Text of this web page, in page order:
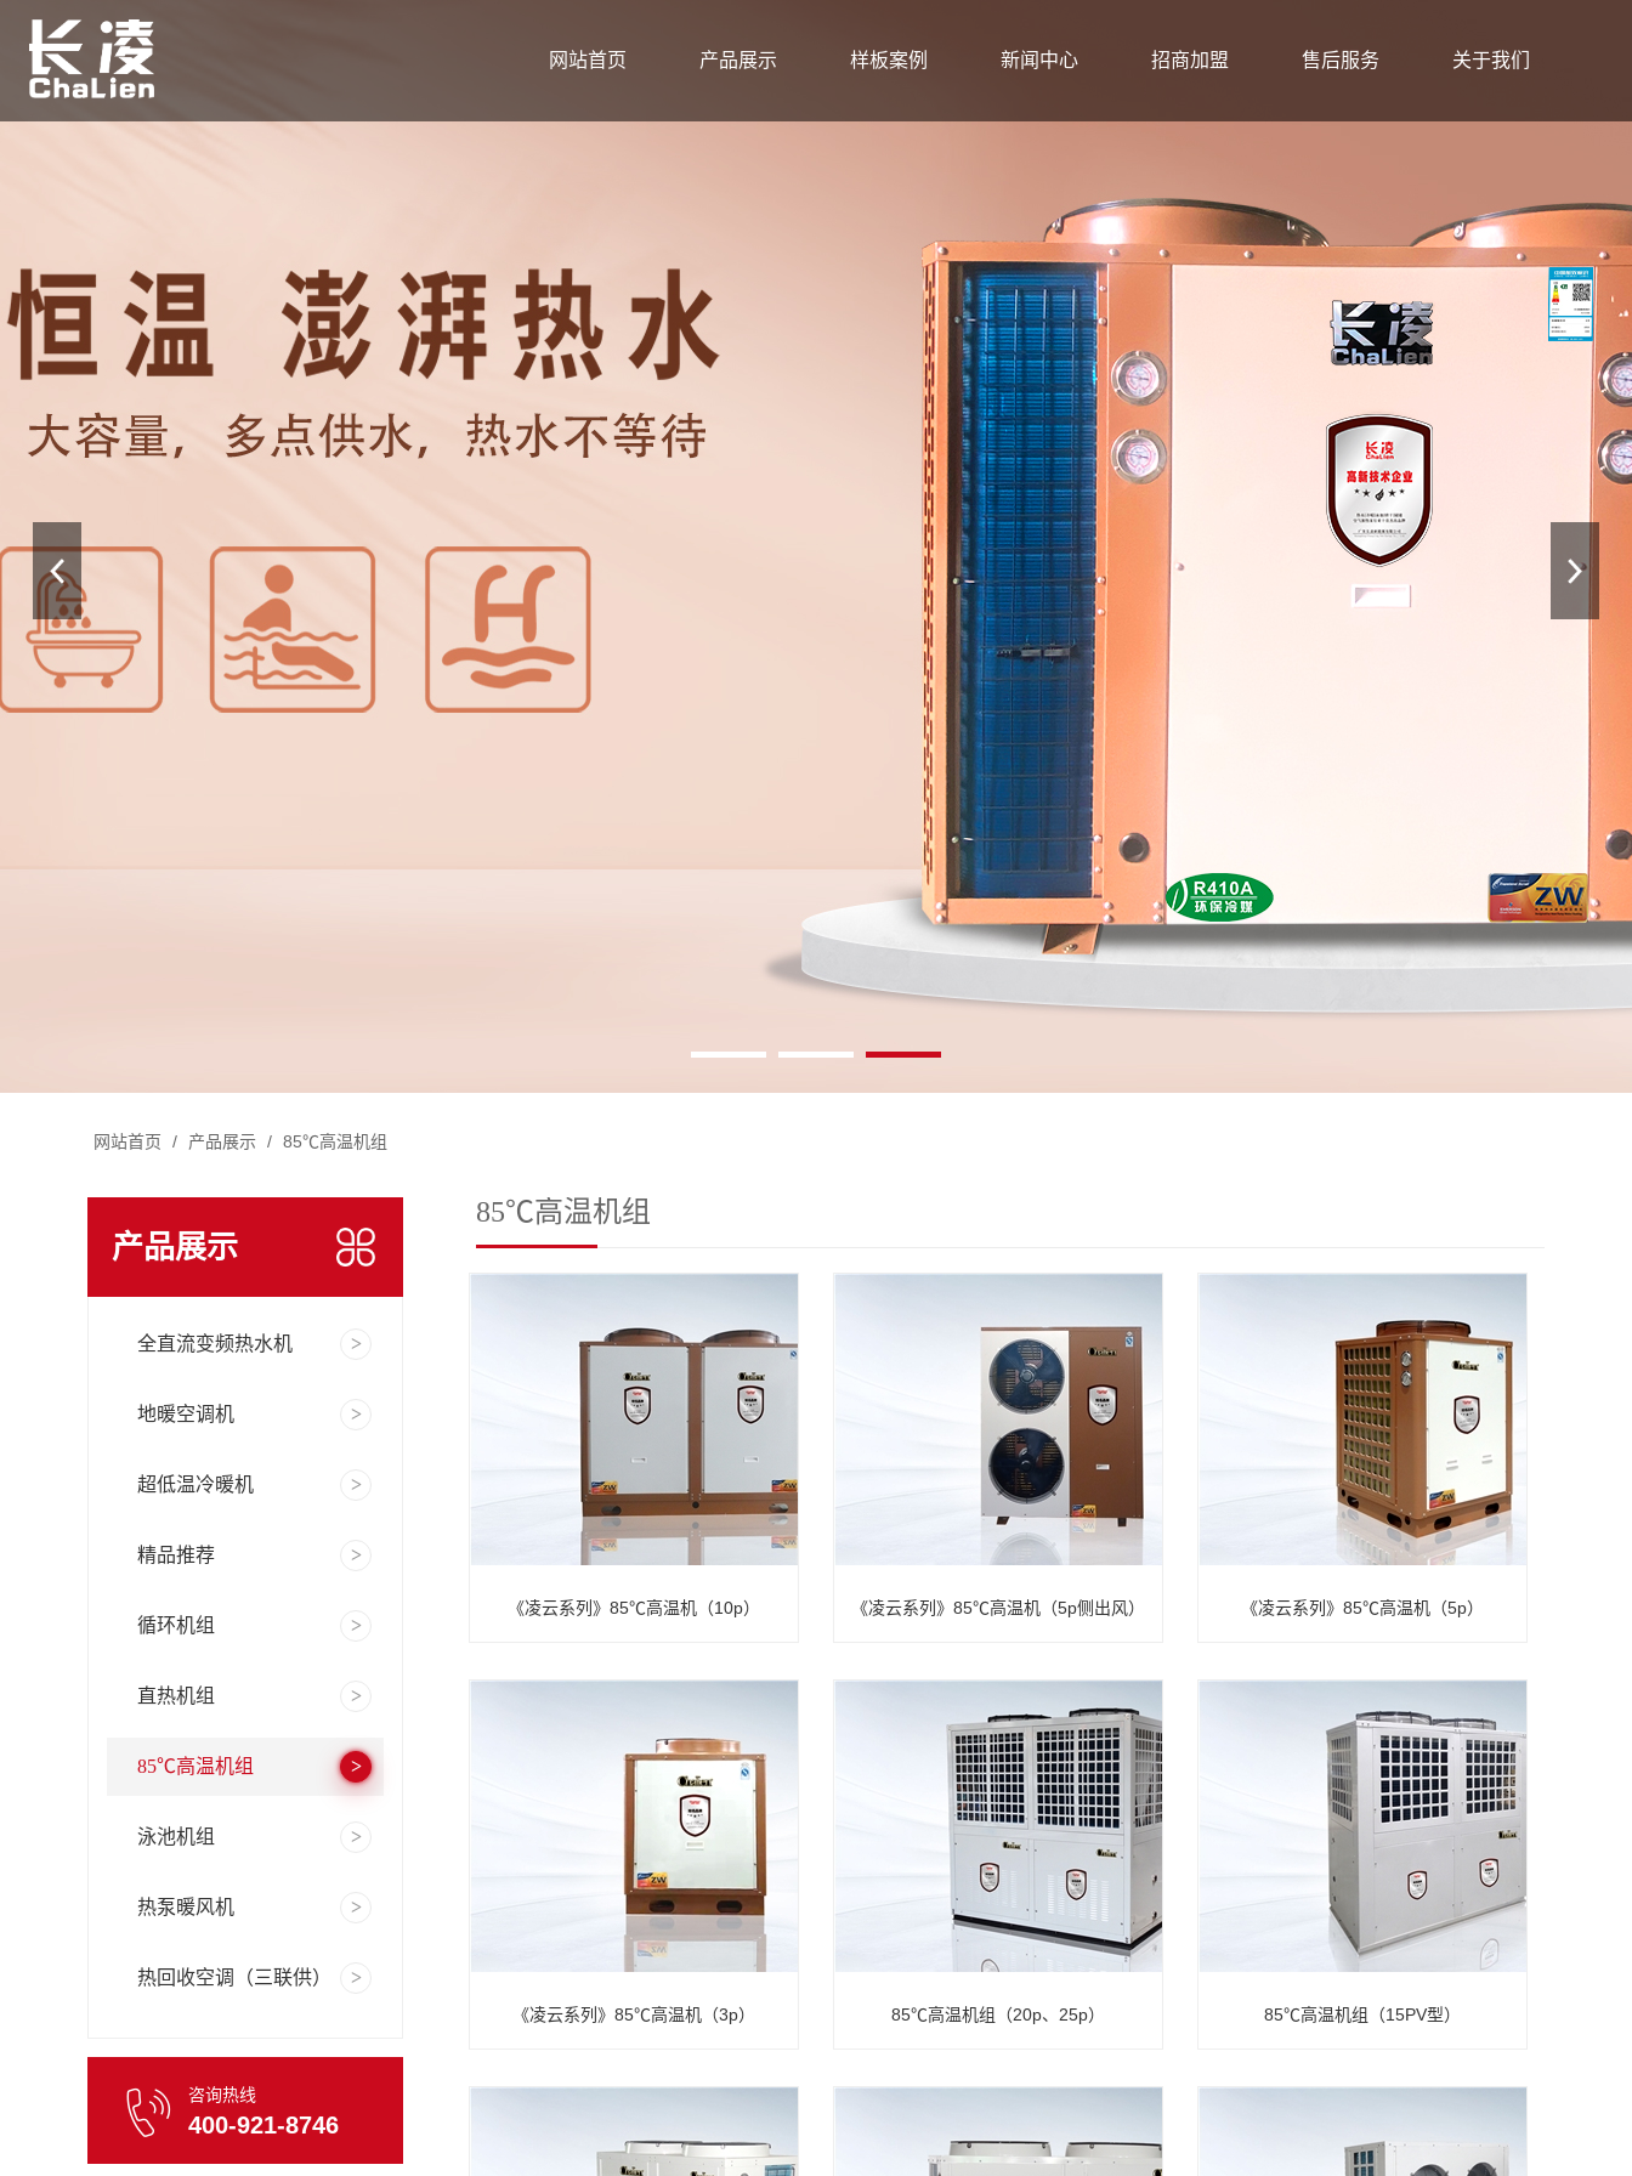
网站首页 产品展示 样板案例 新闻中心 招商加盟 售后服务 关于我们
网站首页 / 产品展示 / 85℃高温机组
产品展示
全直流变频热水机
地暖空调机
超低温冷暖机
精品推荐
循环机组
直热机组
85℃高温机组
泳池机组
热泵暖风机
热回收空调（三联供）
咨询热线
400-921-8746
85℃高温机组
《凌云系列》85℃高温机（10p） 《凌云系列》85℃高温机（5p侧出风） 《凌云系列》85℃高温机（5p）
《凌云系列》85℃高温机（3p） 85℃高温机组（20p、25p） 85℃高温机组（15PV型）